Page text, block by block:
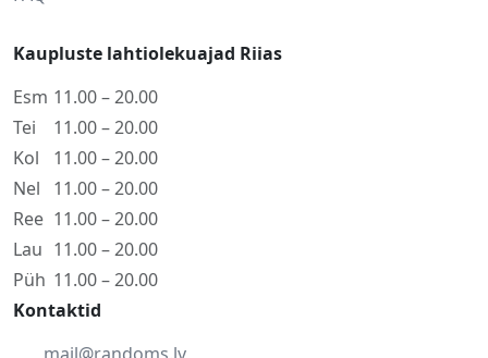
Kaupluste lahtiolekuajad Riias
Esm 11.00 – 20.00
Tei
11.00 – 20.00
Kol
11.00 – 20.00
Nel
11.00 – 20.00
Ree 11.00 – 20.00
Lau 11.00 – 20.00
Püh 11.00 – 20.00
Kontaktid